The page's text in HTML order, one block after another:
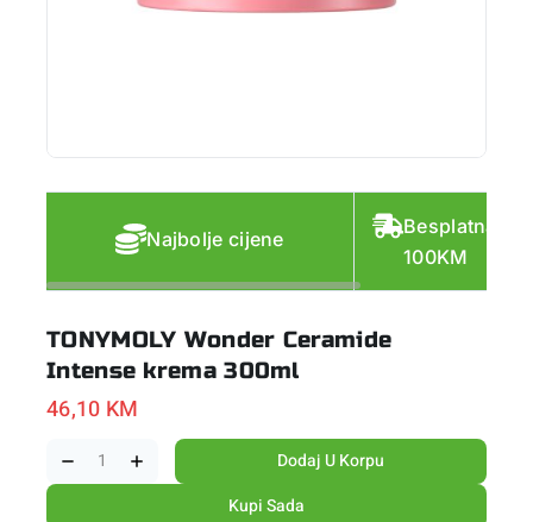
Najbolje cijene
Besplatna
100KM
TONYMOLY Wonder Ceramide
Intense krema 300ml
46,10 KM
Dodaj U Korpu
Kupi Sada